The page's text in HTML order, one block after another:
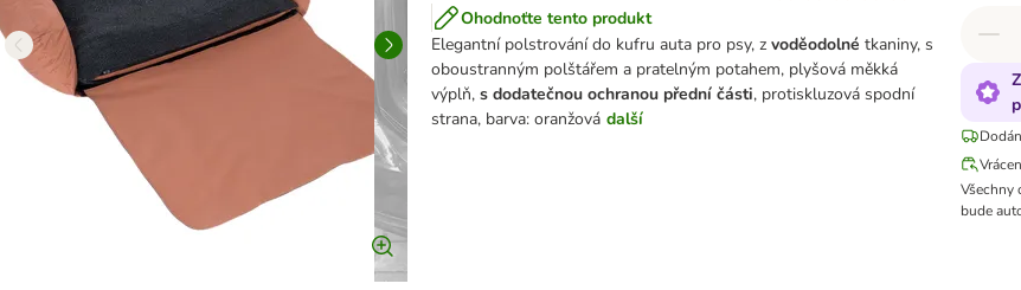
Ohodnoťte tento produkt
Elegantní polstrování do kufru auta pro psy, z voděodolnétkaniny, s
oboustranným polštářem a pratelným potahem, plyšová měkká
výplň,s dodatečnou ochranou přední části, protiskluzová spodní
strana, barva: oranžová další
Všechny
bude